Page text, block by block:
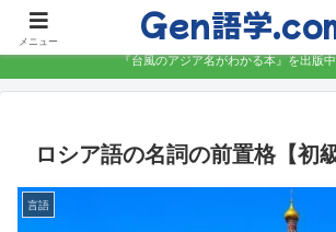
語学を楽しく、しっかりと学ぶ
『台風のアジア名がわかる本』を出版
ロシア語の名詞の前置格【初
言語
メニュー Gen語学